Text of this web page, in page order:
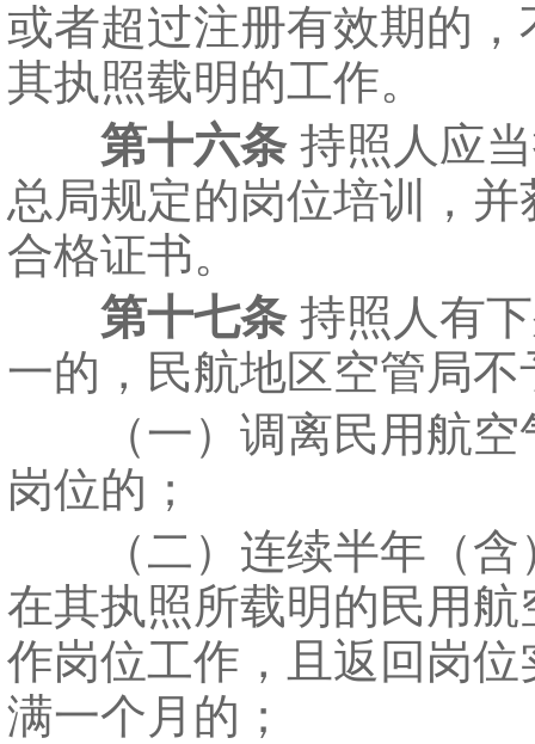
或者超过注册有效期的，
其执照载明的工作。
第十六条持照人应
总局规定的岗位培训，并
合格证书。
第十七条持照人有
一的，民航地区空管局不
（一）调离民用航空
岗位的；
（二）连续半年（含
在其执照所载明的民用航
作岗位工作，且返回岗位
满一个月的；